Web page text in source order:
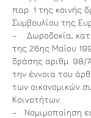
παρ. 1 της κοινής
Συμβουλίου της
– Δωροδοκία,
της 26ης Μαΐου
δράσης αριθμ. 98/
την έννοια του
των οικονομικών
Κοινοτήτων.
– Νομιμοποίηση